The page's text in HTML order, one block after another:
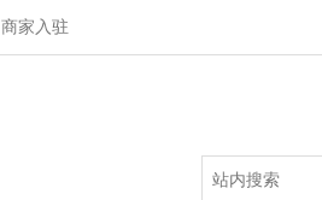
商家入驻